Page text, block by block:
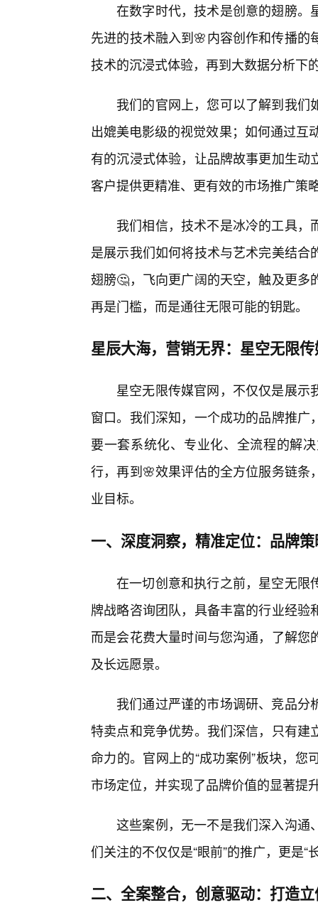
在数字时代，技术是创意的翅膀。
先进的技术融入到🌸内容创作和传播
技术的沉浸式体验，再到大数据分析下
我们的官网上，您可以了解到我
出媲美电影级的视觉效果；如何通过互
有的沉浸式体验，让品牌故事更加生
客户提供更精准、更有效的市场推广策
我们相信，技术不是冰冷的工具
是展示我们如何将技术与艺术完美结
翅膀🤔，飞向更广阔的天空，触及更
再是门槛，而是通往无限可能的钥匙。
星辰大海，营销无界：星空无限
星空无限传媒官网，不仅仅是展
窗口。我们深知，一个成功的品牌推
要一套系统化、专业化、全流程的解
行，再到🌸效果评估的全方位服务链
业目标。
一、深度洞察，精准定位：品牌
在一切创意和执行之前，星空无限
牌战略咨询团队，具备丰富的行业经
而是会花费大量时间与您沟通，了解
及长远愿景。
我们通过严谨的市场调研、竞品
特卖点和竞争优势。我们深信，只有
命力的。官网上的“成功案例”板块，
市场定位，并实现了品牌价值的显著提
这些案例，无一不是我们深入沟通
们关注的不仅仅是“眼前”的推广，更是“
二、全案整合，创意驱动：打造